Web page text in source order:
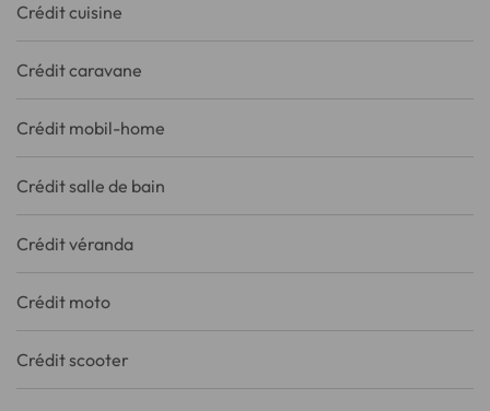
Crédit cuisine
Crédit caravane
Crédit mobil-home
Crédit salle de bain
Crédit véranda
Crédit moto
Crédit scooter